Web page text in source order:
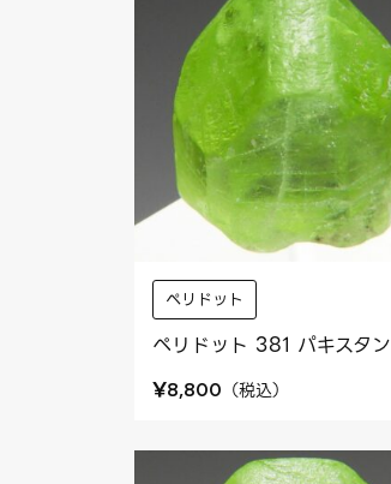
ペリドット
ペリドット 381 パキスタン
¥8,800 （税込）